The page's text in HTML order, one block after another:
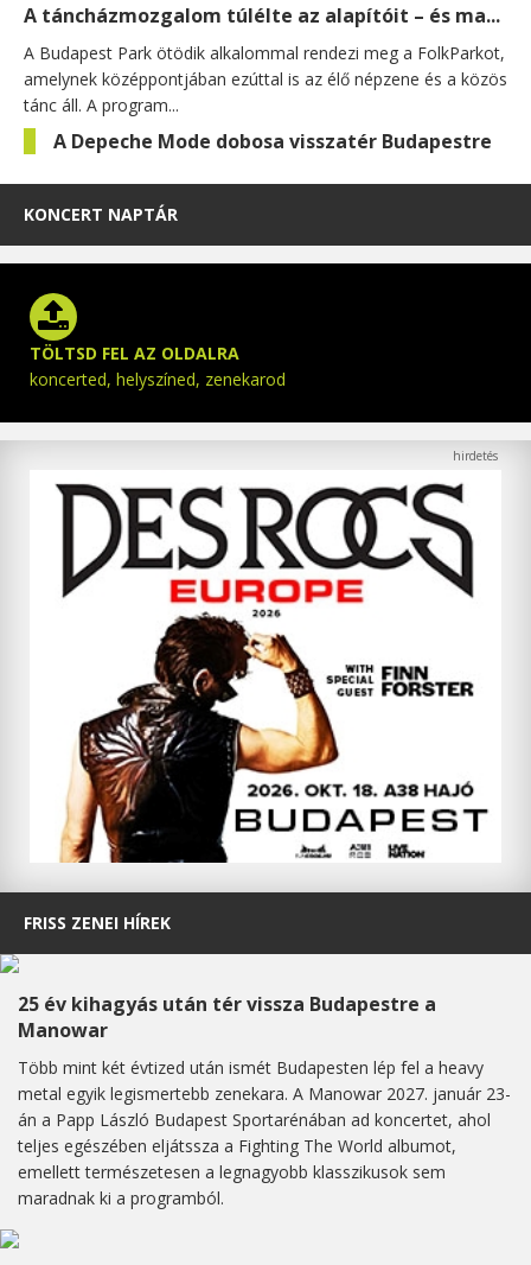
A táncházmozgalom túlélte az alapítóit – és ma...
A Budapest Park ötödik alkalommal rendezi meg a FolkParkot,
amelynek középpontjában ezúttal is az élő népzene és a közös
tánc áll. A program...
A Depeche Mode dobosa visszatér Budapestre
KONCERT NAPTÁR
TÖLTSD FEL AZ OLDALRA
koncerted, helyszíned, zenekarod
FRISS ZENEI HÍREK
25 év kihagyás után tér vissza Budapestre a
Manowar
Több mint két évtized után ismét Budapesten lép fel a heavy
metal egyik legismertebb zenekara. A Manowar 2027. január 23-
án a Papp László Budapest Sportarénában ad koncertet, ahol
teljes egészében eljátssza a Fighting The World albumot,
emellett természetesen a legnagyobb klasszikusok sem
maradnak ki a programból.